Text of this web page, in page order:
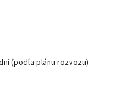
(podľa plánu rozvozu)